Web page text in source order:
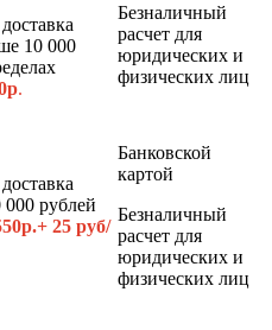
10 000
.
Безналичный
расчет для
юридических и
физических лиц
000 рублей
25 руб/
Банковской
картой
Безналичный
расчет для
юридических и
физических лиц